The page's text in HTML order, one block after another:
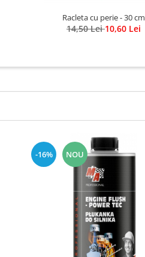
Racleta cu perie - 30 cm
14,50 Lei10,60 Lei
-16% NOU